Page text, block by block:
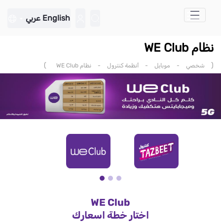
تخطي إلى المحتوى الرئيسي
English عربي
نظام WE Club
( شخصي - موبايل - أنظمة كنترول - نظام WE Club )
WE Club
اختار خطة اسعارك